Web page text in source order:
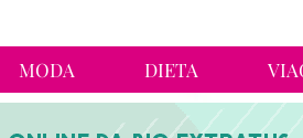
MODA DIETA